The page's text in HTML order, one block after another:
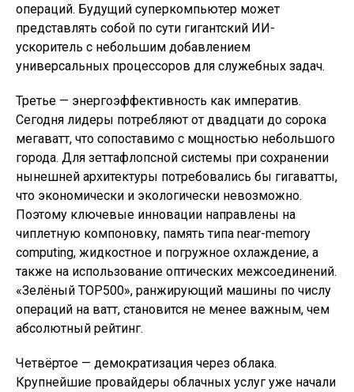
операций. Будущий суперкомпьютер может
представлять собой по сути гигантский ИИ-
ускоритель с небольшим добавлением
универсальных процессоров для служебных задач.
Третье — энергоэффективность как императив.
Сегодня лидеры потребляют от двадцати до сорока
мегаватт, что сопоставимо с мощностью небольшого
города. Для зеттафлопсной системы при сохранении
нынешней архитектуры потребовались бы гигаватты,
что экономически и экологически невозможно.
Поэтому ключевые инновации направлены на
чиплетную компоновку, память типа near-memory
computing, жидкостное и погружное охлаждение, а
также на использование оптических межсоединений.
«Зелёный TOP500», ранжирующий машины по числу
операций на ватт, становится не менее важным, чем
абсолютный рейтинг.
Четвёртое — демократизация через облака.
Крупнейшие провайдеры облачных услуг уже начали